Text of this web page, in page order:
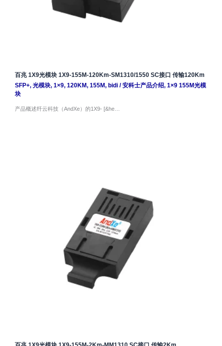
百兆 1X9光模块 1X9-155M-120Km-SM1310/1550 SC接口 传输120Km
SFP+, 光模块, 1×9, 120KM, 155M, bidi/安科士产品介绍, 1×9 155M光模
块
产品概述纤云科技（AndXe）的1X9- [&he…